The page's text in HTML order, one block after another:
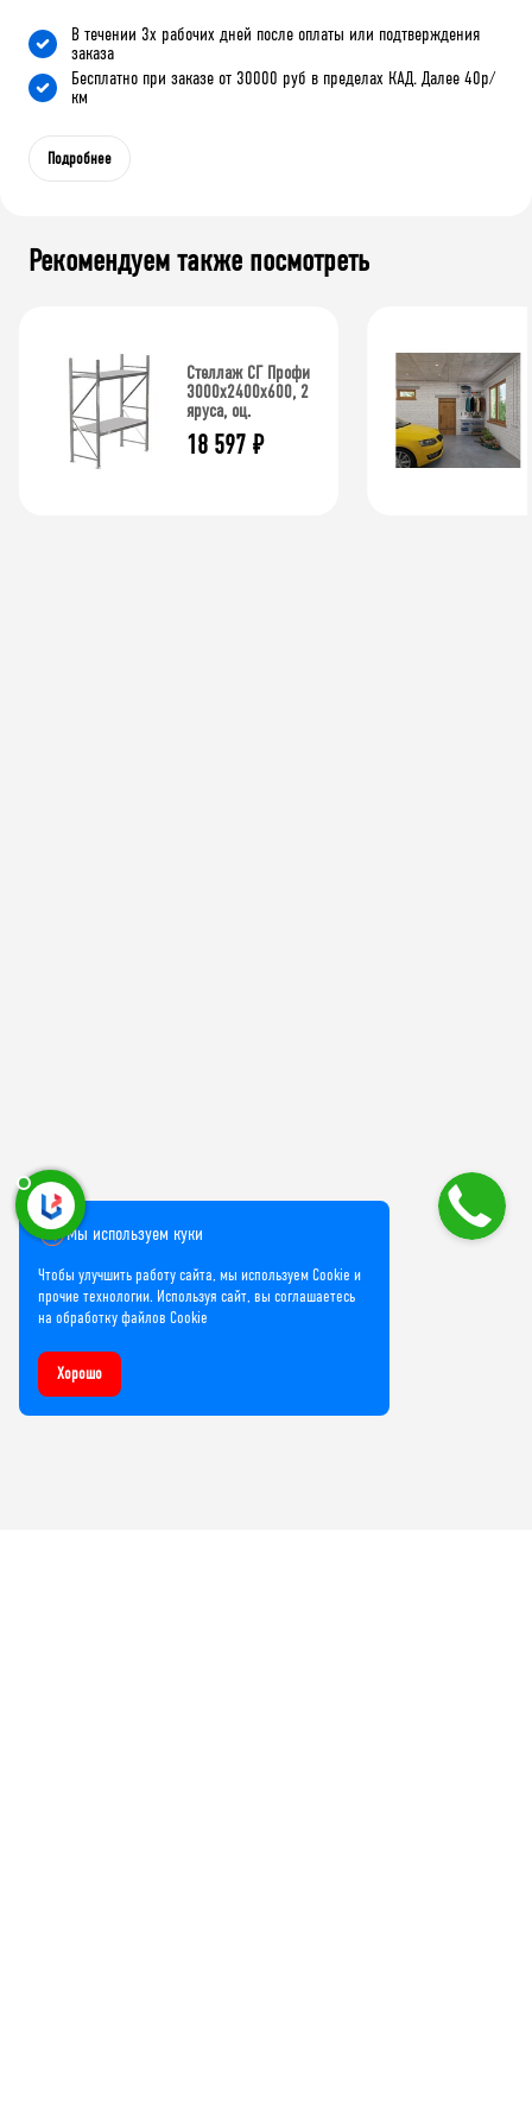
В течении 3х рабочих дней после оплаты или подтверждения
заказа
Бесплатно при заказе от 30000 руб в пределах КАД. Далее 40р/
км
Подробнее
Рекомендуем также посмотреть
Стеллаж СГ Профи
3000х2400х600, 2
яруса, оц.
18 597 ₽
Мы используем куки
Чтобы улучшить работу сайта, мы используем Cookie и
прочие технологии. Используя сайт, вы соглашаетесь
на обработку файлов Cookie
Хорошо